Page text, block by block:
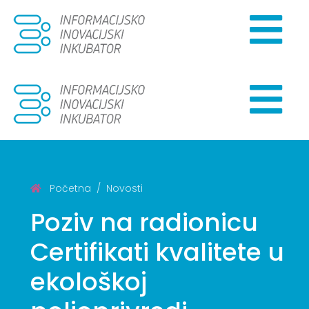
Početna Novosti
Poziv na radionicu
Certifikati kvalitete u
ekološkoj